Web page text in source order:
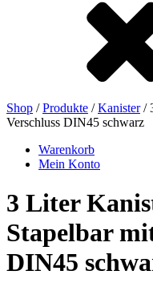
Beutel und
Chemikalien
Dispenser
Shop /Produkte /Kanister/
Verschluss DIN45 schwarz
Warenkorb
Mein Konto
3 Liter
Stapelbar
DIN45